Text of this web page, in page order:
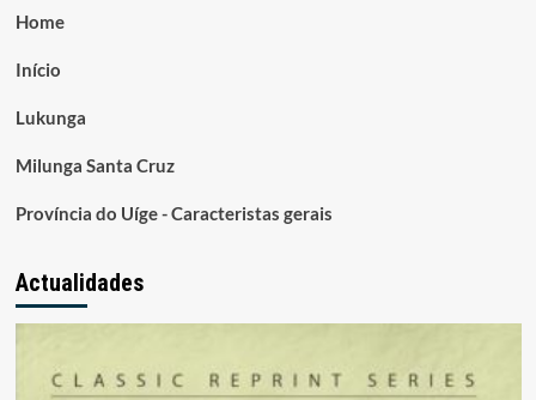
Home
Início
Lukunga
Milunga Santa Cruz
Província do Uíge - Caracteristas gerais
Actualidades